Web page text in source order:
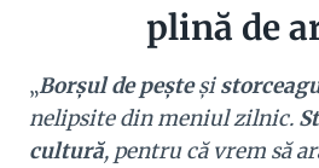
plină de
„Borşul de peşteşi
nelipsite din meniul zilnic.
cultură, pentru că vrem să